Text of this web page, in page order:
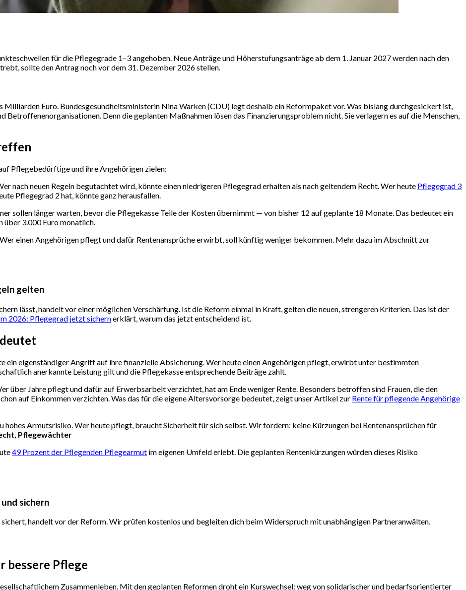
für die Pflegegrade 1–3 angehoben. Neue Anträge und Höherstufungsanträge ab dem 1. Januar 2027 werden nach den
sollte den Antrag noch vor dem 31. Dezember 2026 stellen.
Milliarden Euro. Bundesgesundheitsministerin Nina Warken (CDU) legt deshalb ein Reformpaket vor. Was bislang durchgesickert ist,
Betroffenenorganisationen. Denn die geplanten Maßnahmen lösen das Finanzierungsproblem nicht. Sie verlagern es auf die Menschen,
Pflegebedürftige und ihre Angehörigen zielen:
nach neuen Regeln begutachtet wird, könnte einen niedrigeren Pflegegrad erhalten als nach geltendem Recht. Wer heute Pflegegrad 3
Pflegegrad 2 hat, könnte ganz herausfallen.
sollen länger warten, bevor die Pflegekasse Teile der Kosten übernimmt — von bisher 12 auf geplante 18 Monate. Das bedeutet ein
über 3.000 Euro monatlich.
Wer einen Angehörigen pflegt und dafür Rentenansprüche erwirbt, soll künftig weniger bekommen. Mehr dazu im Abschnitt zur
gelten
lässt, handelt vor einer möglichen Verschärfung. Ist die Reform einmal in Kraft, gelten die neuen, strengeren Kriterien. Das ist der
2026: Pflegegrad jetzt sichernerklärt, warum das jetzt entscheidend ist.
ein eigenständiger Angriff auf ihre finanzielle Absicherung. Wer heute einen Angehörigen pflegt, erwirbt unter bestimmten
anerkannte Leistung gilt und die Pflegekasse entsprechende Beiträge zahlt.
über Jahre pflegt und dafür auf Erwerbsarbeit verzichtet, hat am Ende weniger Rente. Besonders betroffen sind Frauen, die den
auf Einkommen verzichten. Was das für die eigene Altersvorsorge bedeutet, zeigt unser Artikel zur Rente für pflegende Angehörige
hohes Armutsrisiko. Wer heute pflegt, braucht Sicherheit für sich selbst. Wir fordern: keine Kürzungen bei Rentenansprüchen für
Pflegewächter
49 Prozent der Pflegenden Pflegearmut im eigenen Umfeld erlebt. Die geplanten Rentenkürzungen würden dieses Risiko
sichern
handelt vor der Reform. Wir prüfen kostenlos und begleiten dich beim Widerspruch mit unabhängigen Partneranwälten.
bessere Pflege
Zusammenleben. Mit den geplanten Reformen droht ein Kurswechsel: weg von solidarischer und bedarfsorientierter